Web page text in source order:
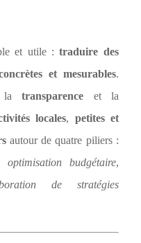
et utile :traduire des
et mesurables.
latransparence et la
locales, petites et
autour de quatre piliers :
optimisation budgétaire,
de stratégies